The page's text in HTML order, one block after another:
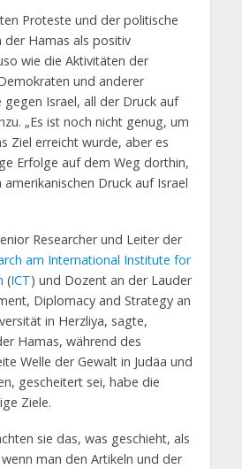
Proteste und der politische
der Hamas als positiv
wie die Aktivitäten der
und anderer
gegen Israel, all der Druck auf
„Es ist noch nicht genug, um
Ziel erreicht wurde, aber es
Erfolge auf dem Weg dorthin,
Druck auf Israel
Researcher und Leiter der
am International Institute for
(ICT) und Dozent an der Lauder
Diplomacy and Strategy an
in Herzliya, sagte,
Hamas, während des
Welle der Gewalt in Judäa und
gescheitert sei, habe die
Ziele.
sie das, was geschieht, als
man den Artikeln und der